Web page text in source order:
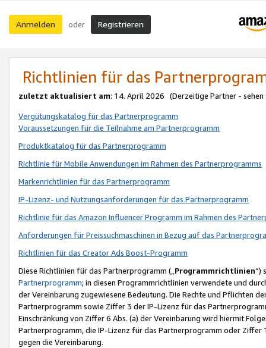
Anmelden oder Registrieren
Richtlinien für das
zuletzt aktualisiert am: 14. April 2026 (Derzeitige Partner - sehen
Vergütungskatalog für das Partnerprogramm
Voraussetzungen für die Teilnahme am Partnerprogramm
Produktkatalog für das Partnerprogramm
Richtlinie für Mobile Anwendungen im Rahmen des Partnerprogramms
Markenrichtlinien für das Partnerprogramm
IP-Lizenz- und Nutzungsanforderungen für das Partnerprogramm
Richtlinie für das Amazon Influencer Programm im Rahmen des
Anforderungen für Preissuchmaschinen in Bezug auf das
Richtlinien für das Creator Ads Boost-Programm
Diese Richtlinien für das Partnerprogramm („Programmrichtlinien“)
Partnerprogramm; in diesen Programmrichtlinien verwendete und
der Vereinbarung zugewiesene Bedeutung. Die Rechte und Pflichten
Partnerprogramm sowie Ziffer 3 der IP-Lizenz für das
Einschränkung von Ziffer 6 Abs. (a) der Vereinbarung wird hiermit
Partnerprogramm, die IP-Lizenz für das Partnerprogramm oder
gegen die Vereinbarung.